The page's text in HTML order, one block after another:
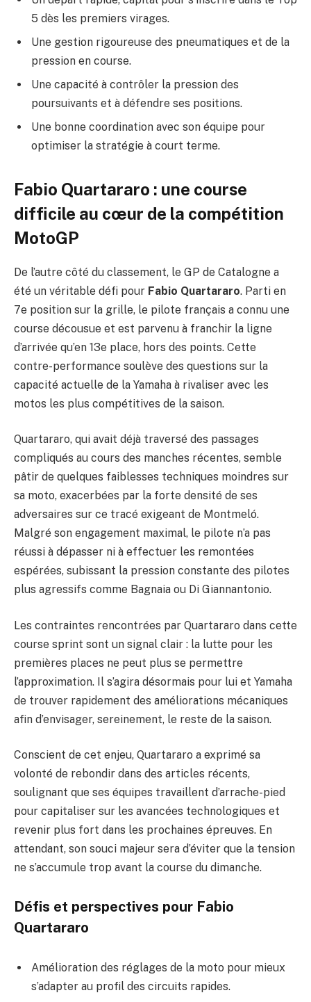
5 dès les premiers virages.
Une gestion rigoureuse des pneumatiques et de la
pression en course.
Une capacité à contrôler la pression des
poursuivants et à défendre ses positions.
Une bonne coordination avec son équipe pour
optimiser la stratégie à court terme.
Fabio Quartararo : une course
difficile au cœur de la compétition
MotoGP
De l’autre côté du classement, le GP de Catalogne a
été un véritable défi pour Fabio Quartararo. Parti en
7e position sur la grille, le pilote français a connu une
course décousue et est parvenu à franchir la ligne
d’arrivée qu’en 13e place, hors des points. Cette
contre-performance soulève des questions sur la
capacité actuelle de la Yamaha à rivaliser avec les
motos les plus compétitives de la saison.
Quartararo, qui avait déjà traversé des passages
compliqués au cours des manches récentes, semble
pâtir de quelques faiblesses techniques moindres sur
sa moto, exacerbées par la forte densité de ses
adversaires sur ce tracé exigeant de Montmeló.
Malgré son engagement maximal, le pilote n’a pas
réussi à dépasser ni à effectuer les remontées
espérées, subissant la pression constante des pilotes
plus agressifs comme Bagnaia ou Di Giannantonio.
Les contraintes rencontrées par Quartararo dans cette
course sprint sont un signal clair : la lutte pour les
premières places ne peut plus se permettre
l’approximation. Il s’agira désormais pour lui et Yamaha
de trouver rapidement des améliorations mécaniques
afin d’envisager, sereinement, le reste de la saison.
Conscient de cet enjeu, Quartararo a exprimé sa
volonté de rebondir dans des articles récents,
soulignant que ses équipes travaillent d’arrache-pied
pour capitaliser sur les avancées technologiques et
revenir plus fort dans les prochaines épreuves. En
attendant, son souci majeur sera d’éviter que la tension
ne s’accumule trop avant la course du dimanche.
Défis et perspectives pour Fabio
Quartararo
Amélioration des réglages de la moto pour mieux
s’adapter au profil des circuits rapides.